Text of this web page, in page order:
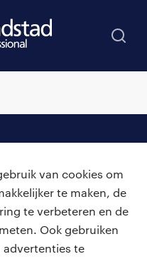
van cookies om
te maken, de
te verbeteren en de
Ook gebruiken
advertenties te